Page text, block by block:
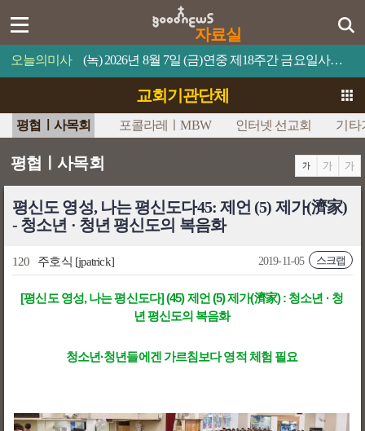
자료실
오늘의미사 (녹) 2026년 8월 7일 (금)연중 제18주간 금요일사람이 제 목숨을 무엇과 바꿀 수 있겠느냐?
교회기관단체
평협ㅣ사목회 포콜라레ㅣMBW 인터넷 선교회 기타
평협ㅣ사목회
평신도 영성, 나는 평신도다45: 제언 (5) 제가(濟家)
- 청소년 · 청년 평신도의 복음화
120 주호식 [jpatrick] 스크랩
2019-11-05
[평신도 영성, 나는 평신도다] (45) 제언 (5) 제가(濟家) : 청소년 · 청
년 평신도의 복음화
청소년·청년들에겐 가르침보다 영적 체험 필요